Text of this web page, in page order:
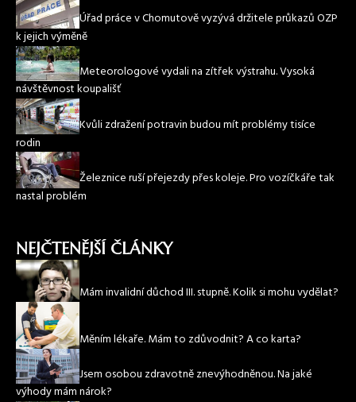
Úřad práce v Chomutově vyzývá držitele průkazů OZP
k jejich výměně
Meteorologové vydali na zítřek výstrahu. Vysoká
návštěvnost koupališť
Kvůli zdražení potravin budou mít problémy tisíce
rodin
Železnice ruší přejezdy přes koleje. Pro vozíčkáře tak
nastal problém
NEJČTENĚJŠÍ ČLÁNKY
Mám invalidní důchod III. stupně. Kolik si mohu vydělat?
Měním lékaře. Mám to zdůvodnit? A co karta?
Jsem osobou zdravotně znevýhodněnou. Na jaké
výhody mám nárok?